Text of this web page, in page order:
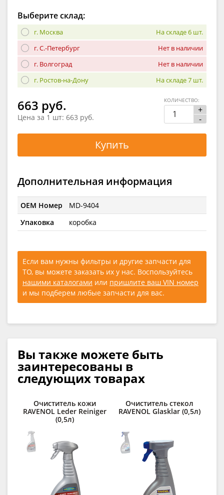
Выберите склад:
г. Москва
На складе 6 шт.
г. С.-Петербург
Нет в наличии
г. Волгоград
Нет в наличии
г. Ростов-на-Дону
На складе 7 шт.
663 руб.
Цена за 1 шт: 663 руб.
+
-
КОЛИЧЕСТВО:
Купить
Дополнительная информация
OEM Номер
MD-9404
Упаковка
коробка
Если вам нужны фильтры и другие запчасти для
ТО, вы можете заказать их у нас. Воспользуйтесь
нашими каталогами или пришлите ваш VIN номер
и мы подберем любые запчасти для вас.
Вы также можете быть
заинтересованы в
следующих товарах
Очиститель кожи
RAVENOL Leder Reiniger
(0,5л)
Очиститель стекол
RAVENOL Glasklar (0,5л)